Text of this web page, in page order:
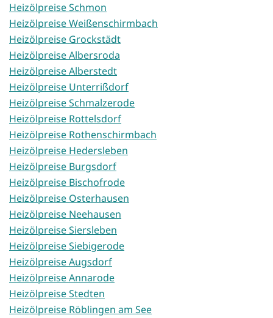
Heizölpreise Schmon
Heizölpreise Weißenschirmbach
Heizölpreise Grockstädt
Heizölpreise Albersroda
Heizölpreise Alberstedt
Heizölpreise Unterrißdorf
Heizölpreise Schmalzerode
Heizölpreise Rottelsdorf
Heizölpreise Rothenschirmbach
Heizölpreise Hedersleben
Heizölpreise Burgsdorf
Heizölpreise Bischofrode
Heizölpreise Osterhausen
Heizölpreise Neehausen
Heizölpreise Siersleben
Heizölpreise Siebigerode
Heizölpreise Augsdorf
Heizölpreise Annarode
Heizölpreise Stedten
Heizölpreise Röblingen am See